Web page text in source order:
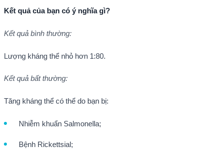
Kết quả của bạn có ý nghĩa gì?
Kết quả bình thường:
Lượng kháng thể nhỏ hơn 1:80.
Kết quả bất thường:
Tăng kháng thể có thể do bạn bị:
Nhiễm khuẩn Salmonella;
Bệnh Rickettsial;